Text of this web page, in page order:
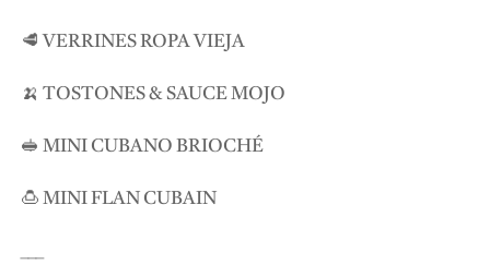
🥩 VERRINES ROPA VIEJA
🍌 TOSTONES & SAUCE MOJO
🥪 MINI CUBANO BRIOCHÉ
🍮 MINI FLAN CUBAIN